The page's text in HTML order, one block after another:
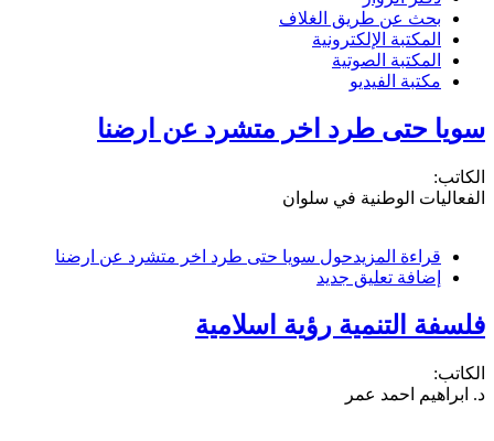
بحث عن طريق الغلاف
المكتبة الإلكترونية
المكتبة الصوتية
مكتبة الفيديو
سويا حتى طرد اخر متشرد عن ارضنا
الكاتب:
الفعاليات الوطنية في سلوان
قراءة المزيدحول سويا حتى طرد اخر متشرد عن ارضنا
إضافة تعليق جديد
فلسفة التنمية رؤية اسلامية
الكاتب:
د. ابراهيم احمد عمر